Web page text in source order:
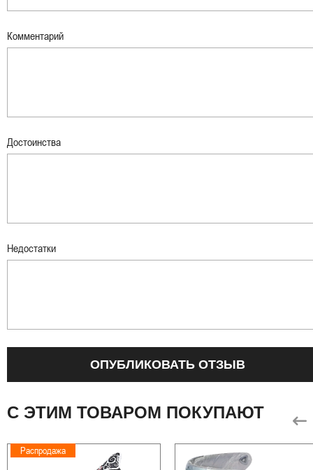
Комментарий
Достоинства
Недостатки
ОПУБЛИКОВАТЬ ОТЗЫВ
С ЭТИМ ТОВАРОМ ПОКУПАЮТ
Распродажа